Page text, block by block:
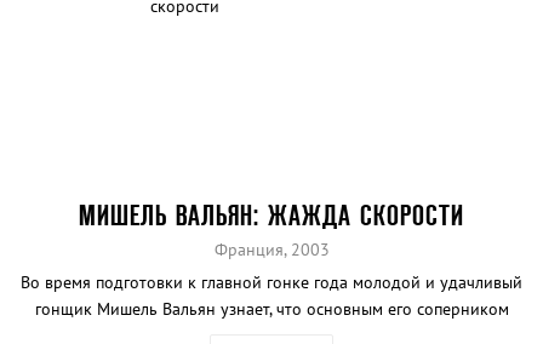
МИШЕЛЬ ВАЛЬЯН: ЖАЖДА СКОРОСТИ
Франция, 2003
Во время подготовки к главной гонке года молодой и удачливый
гонщик Мишель Вальян узнает, что основным его соперником